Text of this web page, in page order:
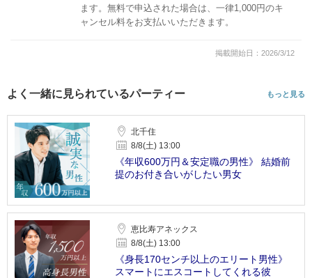
ます。無料で申込された場合は、一律1,000円のキ
ャンセル料をお支払いいただきます。
掲載開始日：2026/3/12
よく一緒に見られているパーティー もっと見る
北千住
8/8(土) 13:00
《年収600万円＆安定職の男性》 結婚前
提のお付き合いがしたい男女
恵比寿アネックス
8/8(土) 13:00
《身長170センチ以上のエリート男性》
スマートにエスコートしてくれる彼